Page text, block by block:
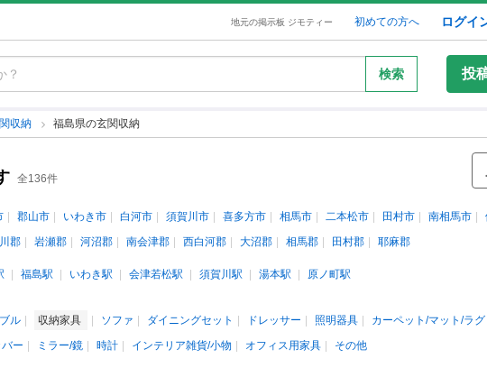
地元の掲示板 ジモティー 初めての方へ ログイ
検索 投
収納 福島県の玄関収納
全136件
郡山市 いわき市 白河市 須賀川市 喜多方市 相馬市 二本松市 田村市 南相馬市
郡 岩瀬郡 河沼郡 南会津郡 西白河郡 大沼郡 相馬郡 田村郡 耶麻郡
福島駅 いわき駅 会津若松駅 須賀川駅 湯本駅
原ノ町駅
ル 収納家具 ソファ ダイニングセット ドレッサー 照明器具
カーペット/マット/ラグ
ー ミラー/鏡 時計 インテリア雑貨/小物 オフィス用家具 その他